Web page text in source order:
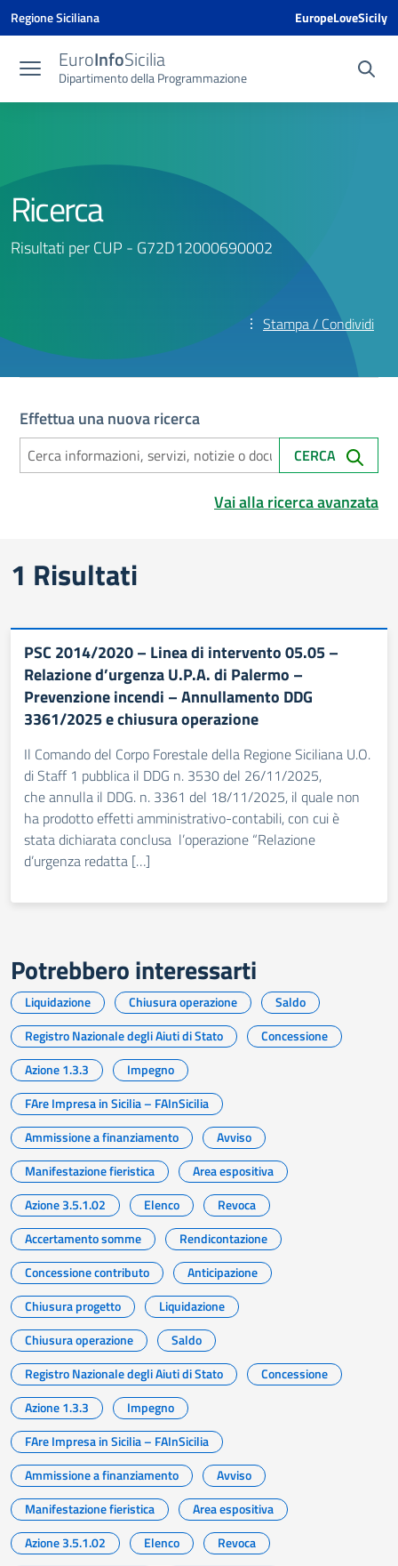
Vai ai contenuti
Vai al menu di navigazione
Vai al footer
Vai al banner delle Cookie Policy
Regione Siciliana EuropeLoveSicily
EuroInfoSicilia
Dipartimento della Programmazione
Ricerca
Risultati per CUP - G72D12000690002
Stampa / Condividi
Effettua una nuova ricerca
CERCA
Vai alla ricerca avanzata
Risultati di ricerca
1 Risultati
PSC 2014/2020 – Linea di intervento 05.05 –
Relazione d’urgenza U.P.A. di Palermo –
Prevenzione incendi – Annullamento DDG
3361/2025 e chiusura operazione
Il Comando del Corpo Forestale della Regione Siciliana U.O.
di Staff 1 pubblica il DDG n. 3530 del 26/11/2025,
che annulla il DDG. n. 3361 del 18/11/2025, il quale non
ha prodotto effetti amministrativo-contabili, con cui è
stata dichiarata conclusa l’operazione “Relazione
d’urgenza redatta […]
Potrebbero interessarti
Liquidazione Chiusura operazione
Saldo
Registro Nazionale degli Aiuti di Stato
Concessione
Azione 1.3.3
Impegno
FAre Impresa in Sicilia – FAInSicilia
Ammissione a finanziamento
Avviso
Manifestazione fieristica
Area espositiva
Azione 3.5.1.02
Elenco
Revoca
Accertamento somme
Rendicontazione
Concessione contributo
Anticipazione
Chiusura progetto
Liquidazione
Chiusura operazione
Saldo
Registro Nazionale degli Aiuti di Stato
Concessione
Azione 1.3.3
Impegno
FAre Impresa in Sicilia – FAInSicilia
Ammissione a finanziamento
Avviso
Manifestazione fieristica
Area espositiva
Azione 3.5.1.02
Elenco
Revoca